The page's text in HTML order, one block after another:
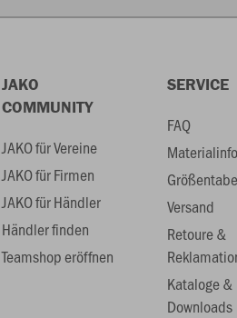
JAKO
COMMUNITY
JAKO für Vereine
JAKO für Firmen
JAKO für Händler
Händler finden
Teamshop eröffnen
SERVICE
FAQ
Versand
Retoure &
Kataloge &
Downloads